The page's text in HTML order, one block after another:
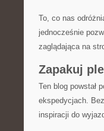
To, co nas
jednocześnie
zaglądająca na
Zapakuj
Ten blog powstał
ekspedycjach.
inspiracji do